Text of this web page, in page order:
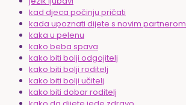
kad djeca počinju pričati
kada upoznati dijete s novim partnerom
kaka u pelenu
kako beba spava
kako biti bolji odgojitelj
kako biti bolji roditelj
kako biti bolji učitelj
kako biti dobar roditelj